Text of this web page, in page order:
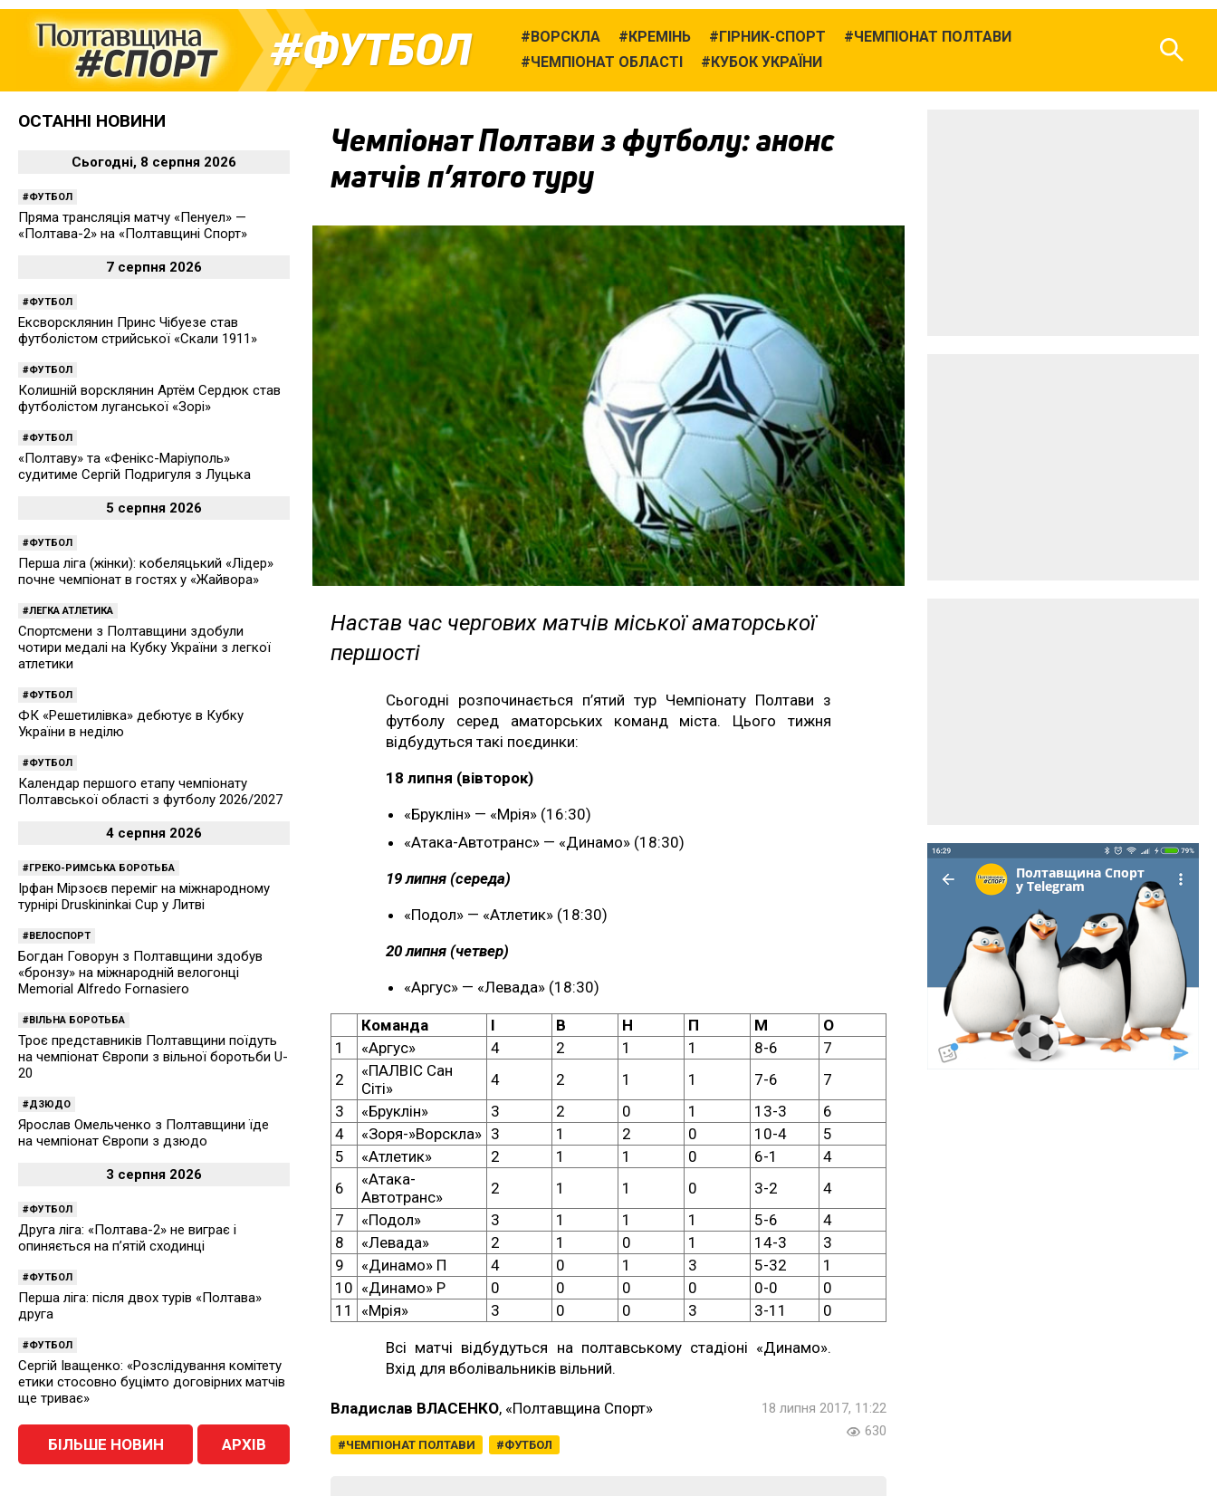
ФУТБОЛ ВОРСКЛА КРЕМІНЬ ГІРНИК-СПОРТ
ЧЕМПІОНАТ ПОЛТАВИ
ЧЕМПІОНАТ ОБЛАСТІ
КУБОК УКРАЇНИ
Чемпіонат Полтави з футболу: анонс
матчів п’ятого туру
Настав час чергових матчів міської аматорської
першості
Сьогодні розпочинається п’ятий тур Чемпіонату Полтави з
футболу серед аматорських команд міста. Цього тижня
відбудуться такі поєдинки:
18 липня (вівторок)
«Бруклін» — «Мрія» (16:30)
«Атака-Автотранс» — «Динамо» (18:30)
19 липня (середа)
«Подол» — «Атлетик» (18:30)
20 липня (четвер)
«Аргус» — «Левада» (18:30)
Команда І В Н П М
О
1
«Аргус» 4 2 1 1 8-6
7
2
«ПАЛВІС Сан
Сіті»
4 2 1 1 7-6
7
3
«Бруклін» 3 2 0 1 13-3
6
4
«Зоря-»Ворскла» 3 1 2 0 10-4
5
5
«Атлетик» 2 1 1 0 6-1
4
6
«Атака-
Автотранс»
2 1 1 0 3-2
4
7
«Подол» 3 1 1 1 5-6
4
8
«Левада» 2 1 0 1 14-3
3
9
«Динамо» П 4 0 1 3 5-32
1
10 «Динамо» Р 0 0 0 0 0-0
0
11
«Мрія» 3 0 0 3 3-11 0
Всі матчі відбудуться на полтавському стадіоні «Динамо».
Вхід для вболівальників вільний.
Владислав ВЛАСЕНКО, «Полтавщина Спорт»
ЧЕМПІОНАТ ПОЛТАВИ ФУТБОЛ
18 липня 2017, 11:22
630
ОСТАННІ НОВИНИ
Сьогодні, 8 серпня 2026
ФУТБОЛ
Пряма трансляція матчу «Пенуел» —
«Полтава-2» на «Полтавщині Спорт»
7 серпня 2026
ФУТБОЛ
Ексворсклянин Принс Чібуезе став
футболістом стрийської «Скали 1911»
ФУТБОЛ
Колишній ворсклянин Артём Сердюк став
футболістом луганської «Зорі»
ФУТБОЛ
«Полтаву» та «Фенікс-Маріуполь»
судитиме Сергій Подригуля з Луцька
5 серпня 2026
ФУТБОЛ
Перша ліга (жінки): кобеляцький «Лідер»
почне чемпіонат в гостях у «Жайвора»
ЛЕГКА АТЛЕТИКА
Спортсмени з Полтавщини здобули
чотири медалі на Кубку України з легкої
атлетики
ФУТБОЛ
ФК «Решетилівка» дебютує в Кубку
України в неділю
ФУТБОЛ
Календар першого етапу чемпіонату
Полтавської області з футболу 2026/2027
4 серпня 2026
ГРЕКО-РИМСЬКА БОРОТЬБА
Ірфан Мірзоєв переміг на міжнародному
турнірі Druskininkai Cup у Литві
ВЕЛОСПОРТ
Богдан Говорун з Полтавщини здобув
«бронзу» на міжнародній велогонці
Memorial Alfredo Fornasiero
ВІЛЬНА БОРОТЬБА
Троє представників Полтавщини поїдуть
на чемпіонат Європи з вільної боротьби U-
20
ДЗЮДО
Ярослав Омельченко з Полтавщини їде
на чемпіонат Європи з дзюдо
3 серпня 2026
ФУТБОЛ
Друга ліга: «Полтава-2» не виграє і
опиняється на п’ятій сходинці
ФУТБОЛ
Перша ліга: після двох турів «Полтава»
друга
ФУТБОЛ
Сергій Іващенко: «Розслідування комітету
етики стосовно буцімто договірних матчів
ще триває»
БІЛЬШЕ НОВИН АРХІВ